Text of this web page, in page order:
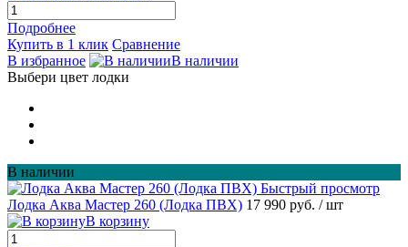
Подробнее
Купить в 1 клик Сравнение
В избранное
В наличии
Выбери цвет лодки
В наличии
Быстрый просмотр
Лодка Аква Мастер 260 (Лодка ПВХ) 17 990 руб. / шт
В корзину